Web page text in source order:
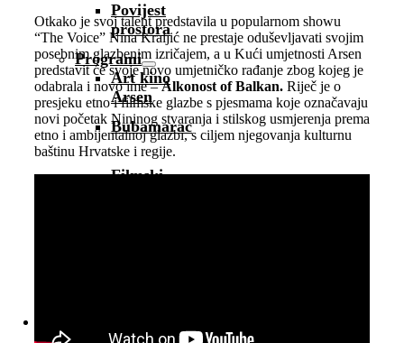
Povijest
prostora
Programi
Art kino
Arsen
Bubamarac
Filmski
Otkako je svoj talent predstavila u popularnom showu
“The Voice” Nina Kraljić ne prestaje oduševljavati svojim
posebnim glazbenim izričajem, a u Kući umjetnosti Arsen
predstavit će svoje novo umjetničko rađanje zbog kojeg je
odabrala i novo ime –Alkonost of Balkan. Riječ je o
presjeku etno i filmske glazbe s pjesmama koje označavaju
novi početak Nininog stvaranja i stilskog usmjerenja prema
etno i ambijentalnoj glazbi, s ciljem njegovanja kulturnu
baštinu Hrvatske i regije.